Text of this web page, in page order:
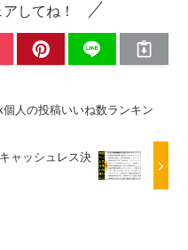
してね！
人の投稿いいね数ランキン
ャッシュレス決